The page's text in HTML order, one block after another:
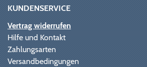
KUNDENSERVICE
Vertrag widerrufen
Hilfe und Kontakt
Zahlungsarten
Versandbedingungen